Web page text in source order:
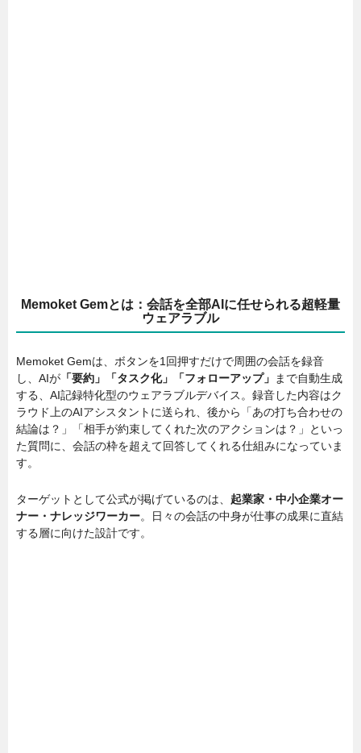
Memoket Gemとは：会話を全部AIに任せられる超軽量
ウェアラブル
Memoket Gemは、ボタンを1回押すだけで周囲の会話を録音
し、AIが 「要約」「タスク化」「フォローアップ」
まで自動生成
する、AI記録特化型のウェアラブルデバイス。録音した内容はク
ラウド上のAIアシスタントに送られ、後から「あの打ち合わせの
結論は？」「相手が約束してくれた次のアクションは？」といっ
た質問に、会話の枠を超えて回答してくれる仕組みになっていま
す。
ターゲットとして公式が掲げているのは、 起業家・中小企業オー
ナー・ナレッジワーカー。日々の会話の中身が仕事の成果に直結
する層に向けた設計です。